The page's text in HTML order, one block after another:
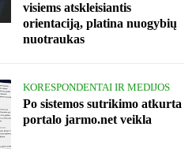
visiems atskleisiantis
orientaciją, platina nuogybių
nuotraukas
KORESPONDENTAI IR MEDIJOS
Po sistemos sutrikimo atkurta
portalo jarmo.net veikla